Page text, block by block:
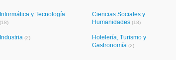
Informática y Tecnología
(18)
Ciencias Sociales y
Humanidades (18)
Industria (2)
Hotelería, Turismo y
Gastronomía (2)